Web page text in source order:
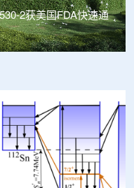
2获美国FDA快速通